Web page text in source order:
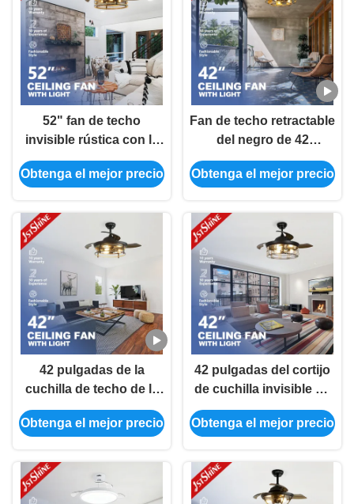
52" fan de techo
invisible rústica con la
fan de techo plegable
ligera de la cubierta de
de las velocidades de la
cuchilla 6
Obtenga el mejor precio
Fan de techo retractable
del negro de 42
pulgadas con
teledirigido ligero
Obtenga el mejor precio
42 pulgadas de la
cuchilla de techo de la
fan de estilo invisible
del cortijo con la luz
Obtenga el mejor precio
42 pulgadas del cortijo
de cuchilla invisible de
techo de la luz
retractable de la fan
Obtenga el mejor precio